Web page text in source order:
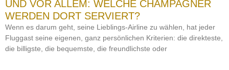
UND VOR ALLEM: WELCHE CHAMPAGNER
WERDEN DORT SERVIERT?
Wenn es darum geht, seine Lieblings-Airline zu wählen, hat jeder
Fluggast seine eigenen, ganz persönlichen Kriterien: die direkteste,
die billigste, die bequemste, die freundlichste oder